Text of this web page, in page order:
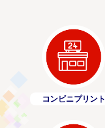
コンビニプリント